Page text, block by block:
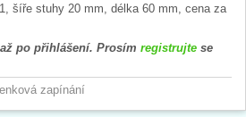
šíře stuhy 20 mm, délka 60 mm, cena za
po přihlášení. Prosím registrujte se
zapínání